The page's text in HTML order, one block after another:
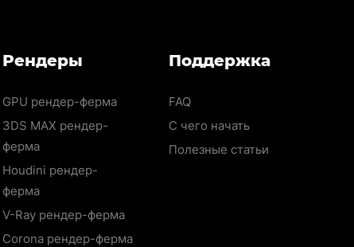
Рендеры
GPU рендер-ферма
3DS MAX рендер-
ферма
Houdini рендер-
ферма
V-Ray рендер-ферма
Corona рендер-ферма
Поддержка
FAQ
С чего начать
Полезные статьи